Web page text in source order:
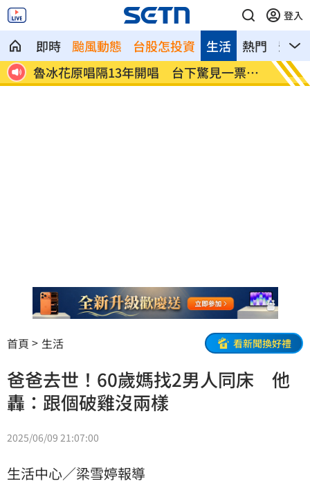
登入
即時 颱風動態 台股怎投資 熱門 影音
生活
雙
魯冰花原唱隔13年開唱 台下驚見一票大
咖
長野
困
首頁 生活 看新聞換好禮
爸爸去世！60歲媽找2男人同床 他
轟：跟個破雞沒兩樣
2025/06/09 21:07:00
生活中心／梁雪婷報導